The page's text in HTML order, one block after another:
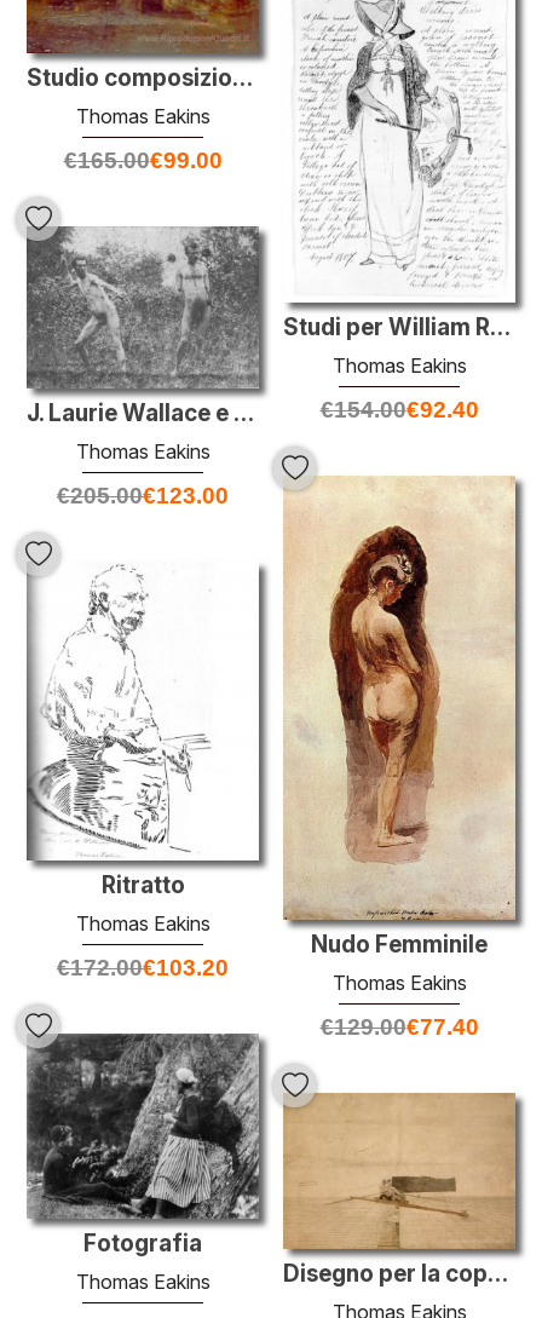
Studio composizionale per William Rush scultura la sua figura al
Thomas Eakins
€165.00€99.00
Studi per William Rush
Thomas Eakins
€154.00€92.40
J. Laurie Wallace e il modello non identificato
Thomas Eakins
€205.00€123.00
Nudo Femminile
Thomas Eakins
€129.00€77.40
Ritratto
Thomas Eakins
€172.00€103.20
Fotografia
Thomas Eakins Disegno per la coppia Oared Shell
Thomas Eakins